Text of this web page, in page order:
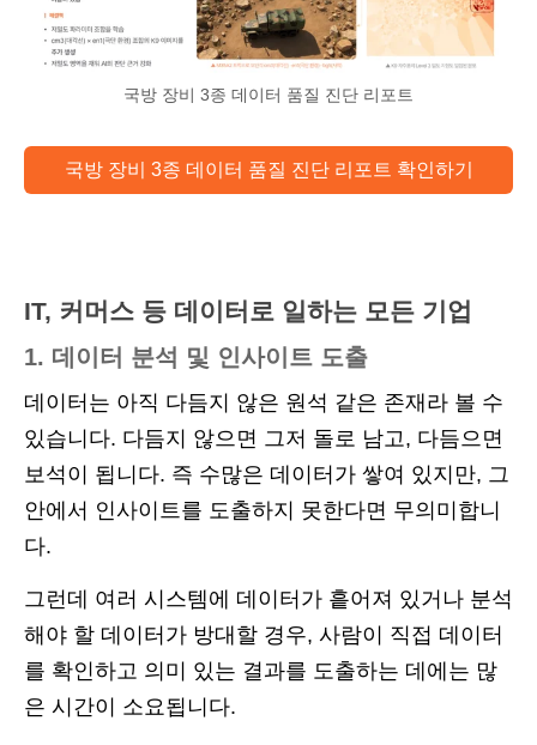
국방 장비 3종 데이터 품질 진단 리포트
국방 장비 3종 데이터 품질 진단 리포트 확인하기
IT, 커머스 등 데이터로 일하는 모든 기업
1. 데이터 분석 및 인사이트 도출
데이터는 아직 다듬지 않은 원석 같은 존재라 볼 수
있습니다. 다듬지 않으면 그저 돌로 남고, 다듬으면
보석이 됩니다. 즉 수많은 데이터가 쌓여 있지만, 그
안에서 인사이트를 도출하지 못한다면 무의미합니
다.
그런데 여러 시스템에 데이터가 흩어져 있거나 분석
해야 할 데이터가 방대할 경우, 사람이 직접 데이터
를 확인하고 의미 있는 결과를 도출하는 데에는 많
은 시간이 소요됩니다.